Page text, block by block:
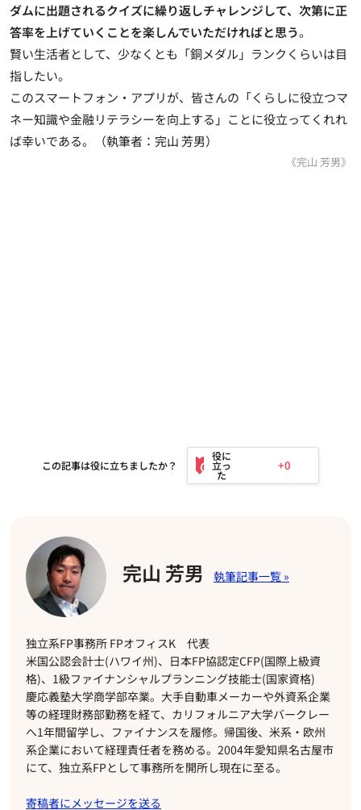
ダムに出題されるクイズに繰り返しチャレンジして、次第に正
答率を上げていくことを楽しんでいただければと思う。
賢い生活者として、少なくとも「銅メダル」ランクくらいは目
指したい。
このスマートフォン・アプリが、皆さんの「くらしに役立つマ
ネー知識や金融リテラシーを向上する」ことに役立ってくれれ
ば幸いである。（執筆者：完山 芳男）
《完山 芳男》
この記事は役に立ちましたか？ +0
完山 芳男
独立系FP事務所 FPオフィスK 代表
米国公認会計士(ハワイ州)、日本FP協認定CFP(国際上級資
格)、1級ファイナンシャルプランニング技能士(国家資格)
慶応義塾大学商学部卒業。大手自動車メーカーや外資系企業
等の経理財務部勤務を経て、カリフォルニア大学バークレー
へ1年間留学し、ファイナンスを履修。帰国後、米系・欧州
系企業において経理責任者を務める。2004年愛知県名古屋市
にて、独立系FPとして事務所を開所し現在に至る。
寄稿者にメッセージを送る